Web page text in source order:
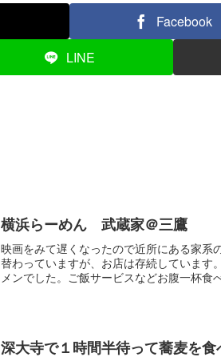
Facebook
LINE
横浜らーめん 武蔵家＠三鷹
映画をみて遅くなったので近所にある家
替わっていますが、お店は存続しています
メンでした。ご飯サービスなどお腹一杯
深大寺で１時間半待って蕎麦を食